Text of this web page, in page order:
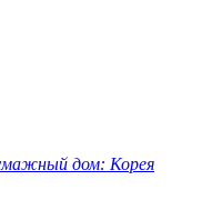
дом: Корея